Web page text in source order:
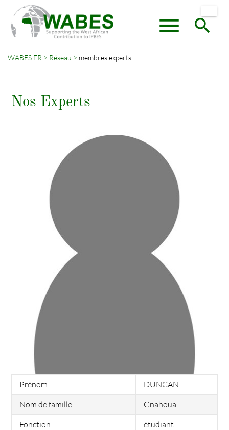
menu search
WABES FR Réseau membres experts
Nos Experts
Prénom
DUNCAN
Nom de famille
Gnahoua
Fonction
étudiant